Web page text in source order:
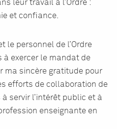
leur travail à l’Ordre :
et confiance.
le personnel de l’Ordre
à exercer le mandat de
ma sincère gratitude pour
efforts de collaboration de
servir l’intérêt public et à
enseignante en